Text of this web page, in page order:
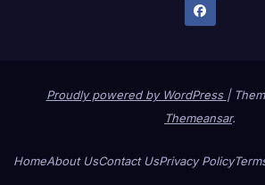
Proudly powered by WordPress |
Themeansar.
HomeAbout UsContact UsPrivacy Policy